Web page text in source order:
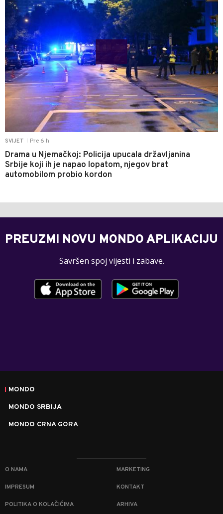
SVIJET Pre 6 h
Drama u Njemačkoj: Policija upucala državljanina
Srbije koji ih je napao lopatom, njegov brat
automobilom probio kordon
PREUZMI NOVU MONDO APLIKACIJU
Savršen spoj vijesti i zabave.
MONDO
MONDO SRBIJA
MONDO CRNA GORA
O NAMA MARKETING
IMPRESUM KONTAKT
POLITIKA O KOLAČIĆIMA ARHIVA